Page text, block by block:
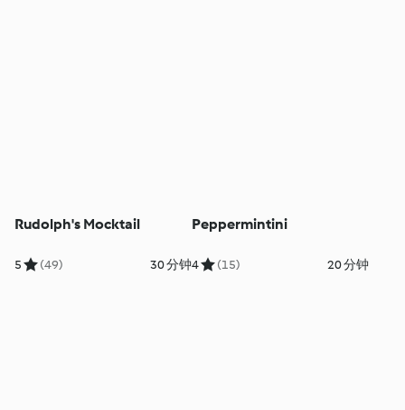
Rudolph's Mocktail
5 (49) 30 分钟
Peppermintini
4 (15) 20 分钟